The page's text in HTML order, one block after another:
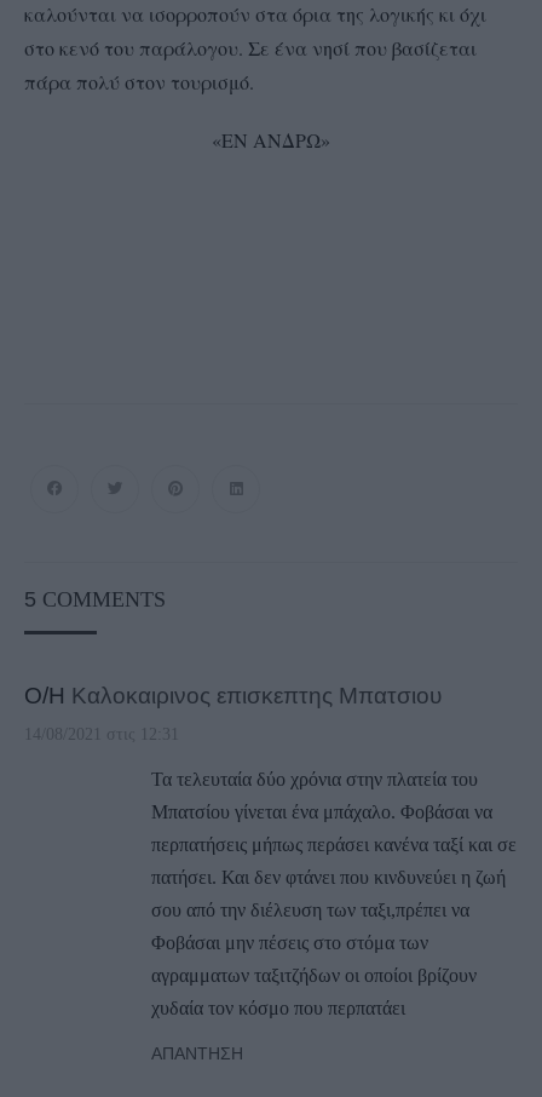
καλούνται να ισορροπούν στα όρια της λογικής κι όχι
στο κενό του παράλογου. Σε ένα νησί που βασίζεται
πάρα πολύ στον τουρισμό.
«ΕΝ ΑΝΔΡΩ»
5 COMMENTS
Ο/Η Καλοκαιρινος επισκεπτης Μπατσιου
14/08/2021 στις 12:31
Τα τελευταία δύο χρόνια στην πλατεία του
Μπατσίου γίνεται ένα μπάχαλο. Φοβάσαι να
περπατήσεις μήπως περάσει κανένα ταξί και σε
πατήσει. Και δεν φτάνει που κινδυνεύει η ζωή
σου από την διέλευση των ταξι,πρέπει να
Φοβάσαι μην πέσεις στο στόμα των
αγραμματων ταξιτζήδων οι οποίοι βρίζουν
χυδαία τον κόσμο που περπατάει
ΑΠΆΝΤΗΣΗ